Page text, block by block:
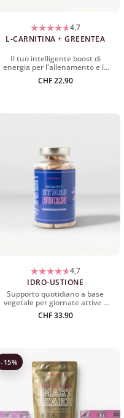
4,7
L-CARNITINA + GREENTEA
Il tuo intelligente boost di
energia per l'allenamento e le
fasi attive.
CHF22.90
4,7
IDRO-USTIONE
Supporto quotidiano a base
vegetale per giornate attive e
leggere.
CHF33.90
-15%